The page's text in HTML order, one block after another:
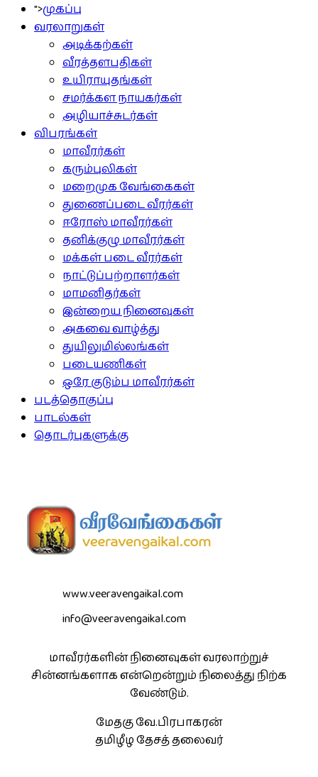
">முகப்பு
வரலாறுகள்
அடிக்கற்கள்
வீரத்தளபதிகள்
உயிராயுதங்கள்
சமர்க்கள நாயகர்கள்
அழியாச்சுடர்கள்
விபரங்கள்
மாவீரர்கள்
கரும்புலிகள்
மறைமுக வேங்கைகள்
துணைப்படை வீரர்கள்
ஈரோஸ் மாவீரர்கள்
தனிக்குழு மாவீரர்கள்
மக்கள் படை வீரர்கள்
நாட்டுப்பற்றாளர்கள்
மாமனிதர்கள்
இன்றைய நினைவுகள்
அகவை வாழ்த்து
துயிலுமில்லங்கள்
படையணிகள்
ஒரே குடும்ப மாவீரர்கள்
படத்தொகுப்பு
பாடல்கள்
தொடர்புகளுக்கு
www.veeravengaikal.com
info@veeravengaikal.com
மாவீரர்களின் நினைவுகள் வரலாற்றுச்
சின்னங்களாக என்றென்றும் நிலைத்து நிற்க
வேண்டும்.
மேதகு வே.பிரபாகரன்
தமிழீழ தேசத் தலைவர்